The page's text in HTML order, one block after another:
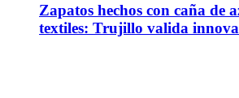
Zapatos hechos con caña de
textiles: Trujillo valida